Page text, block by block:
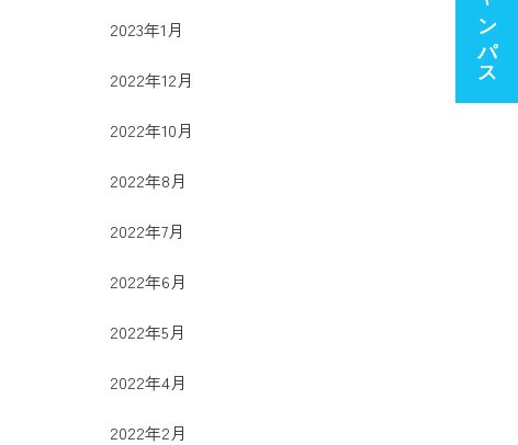
2023年1月
2022年12月
2022年10月
2022年8月
2022年7月
2022年6月
2022年5月
2022年4月
2022年2月